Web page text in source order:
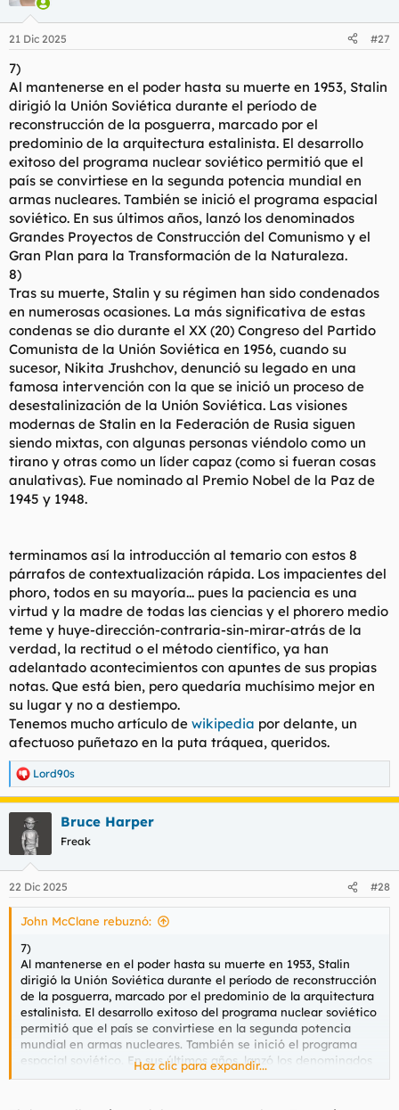
21 Dic 2025 #27
7)
Al mantenerse en el poder hasta su muerte en 1953, Stalin
dirigió la Unión Soviética durante el período de
reconstrucción de la posguerra, marcado por el
predominio de la arquitectura estalinista. El desarrollo
exitoso del programa nuclear soviético permitió que el
país se convirtiese en la segunda potencia mundial en
armas nucleares. También se inició el programa espacial
soviético. En sus últimos años, lanzó los denominados
Grandes Proyectos de Construcción del Comunismo y el
Gran Plan para la Transformación de la Naturaleza.
8)
Tras su muerte, Stalin y su régimen han sido condenados
en numerosas ocasiones. La más significativa de estas
condenas se dio durante el XX (20) Congreso del Partido
Comunista de la Unión Soviética en 1956, cuando su
sucesor, Nikita Jrushchov, denunció su legado en una
famosa intervención con la que se inició un proceso de
desestalinización de la Unión Soviética. Las visiones
modernas de Stalin en la Federación de Rusia siguen
siendo mixtas, con algunas personas viéndolo como un
tirano y otras como un líder capaz (como si fueran cosas
anulativas). Fue nominado al Premio Nobel de la Paz de
1945 y 1948.
terminamos así la introducción al temario con estos 8
párrafos de contextualización rápida. Los impacientes del
phoro, todos en su mayoría... pues la paciencia es una
virtud y la madre de todas las ciencias y el phorero medio
teme y huye-dirección-contraria-sin-mirar-atrás de la
verdad, la rectitud o el método científico, ya han
adelantado acontecimientos con apuntes de sus propias
notas. Que está bien, pero quedaría muchísimo mejor en
su lugar y no a destiempo.
Tenemos mucho artículo de wikipedia por delante, un
afectuoso puñetazo en la puta tráquea, queridos.
R
e
a
e
s
Lord90s
Bruce Harper
Freak
22 Dic 2025 #28
John McClane rebuznó:
7)
Al mantenerse en el poder hasta su muerte en 1953, Stalin
dirigió la Unión Soviética durante el período de reconstrucción
de la posguerra, marcado por el predominio de la arquitectura
estalinista. El desarrollo exitoso del programa nuclear soviético
permitió que el país se convirtiese en la segunda potencia
mundial en armas nucleares. También se inició el programa
espacial soviético. En sus últimos años, lanzó los denominados
Grandes Proyectos de Construcción del Comunismo y el Gran
Haz clic para expandir...